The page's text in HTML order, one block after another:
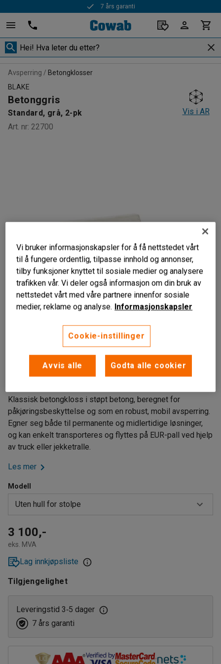
Rask levering
Avsperring
Betongklosser
BLAKE
Betonggris
Standard, grå, 2-pk
Art. nr: 22700
Vis i AR
Påkjøringsbeskyttelse og avsperring
Av støpt betong
Forflyttes med truck el. jekketralle
Klassisk betongkloss i støpt betong, beregnet for
påkjøringsbeskyttelse og som en robust, mobil avsperring.
Egner seg både til permanente og midlertidige løsninger,
og kan enkelt transporteres og flyttes på EUR-pall ved hjelp
av truck eller jekketralle.
Les mer
Modell
Uten hull for stolpe
Refleks, uten hull for stolpe
Uten hull for stolpe
3 100,-
eks. MVA
Lag innkjøpsliste
Tilgjengelighet
Leveringstid 3‑5 dager
7 års garanti
Vi bruker informasjonskapsler for å få nettstedet vårt
til å fungere ordentlig, tilpasse innhold og annonser,
tilby funksjoner knyttet til sosiale medier og analysere
trafikken vår. Vi deler også informasjon om din bruk av
nettstedet vårt med våre partnere innenfor sosiale
medier, reklame og analyse. Informasjonskapsler
Cookie-instillinger
Avvis alle Godta alle cookier